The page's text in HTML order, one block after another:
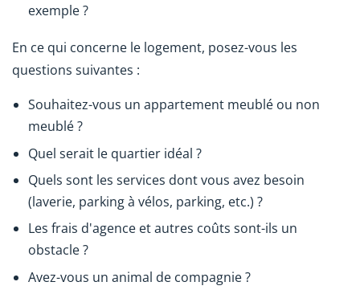
exemple ?
En ce qui concerne le logement, posez-vous les
questions suivantes :
Souhaitez-vous un appartement meublé ou non
meublé ?
Quel serait le quartier idéal ?
Quels sont les services dont vous avez besoin
(laverie, parking à vélos, parking, etc.) ?
Les frais d'agence et autres coûts sont-ils un
obstacle ?
Avez-vous un animal de compagnie ?